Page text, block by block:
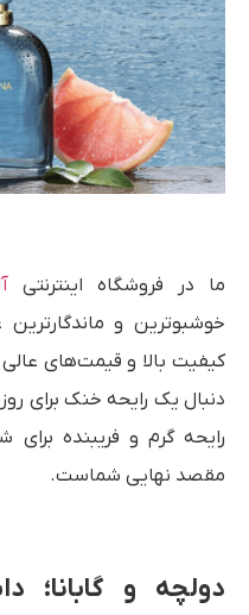
ما در فروشگاه اینترنتی
خوشبوترین و ماندگارترین
کیفیت بالا و قیمت‌های عالی
دنبال یک رایحه خنک برای
رایحه گرم و فریبنده
مقصد نهایی شماست.
دولچه و